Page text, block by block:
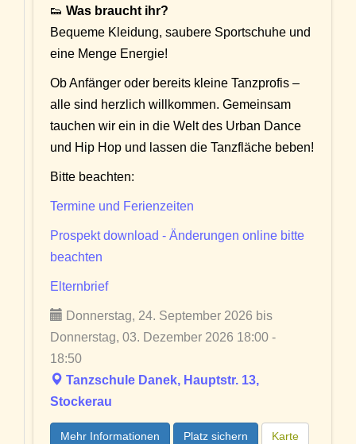
👟 Was braucht ihr?
Bequeme Kleidung, saubere Sportschuhe und
eine Menge Energie!
Ob Anfänger oder bereits kleine Tanzprofis –
alle sind herzlich willkommen. Gemeinsam
tauchen wir ein in die Welt des Urban Dance
und Hip Hop und lassen die Tanzfläche beben!
Bitte beachten:
Termine und Ferienzeiten
Prospekt download - Änderungen online bitte
beachten
Elternbrief
Donnerstag, 24. September 2026 bis
Donnerstag, 03. Dezember 2026 18:00 -
18:50
Tanzschule Danek, Hauptstr. 13,
Stockerau
Mehr Informationen Platz sichern Karte